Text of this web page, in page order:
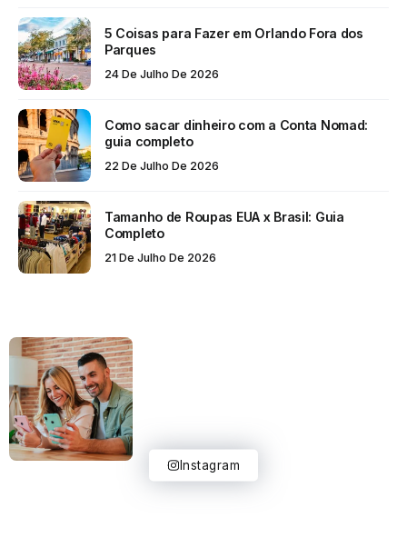
5 Coisas para Fazer em Orlando Fora dos
Parques
24 De Julho De 2026
Como sacar dinheiro com a Conta Nomad:
guia completo
22 De Julho De 2026
Tamanho de Roupas EUA x Brasil: Guia
Completo
21 De Julho De 2026
Instagram